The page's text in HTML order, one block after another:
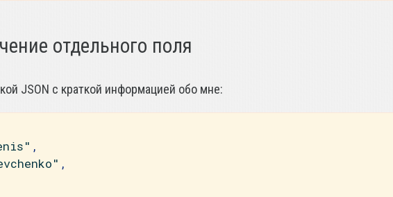
отдельного поля
JSON с краткой информацией обо мне:
,
,